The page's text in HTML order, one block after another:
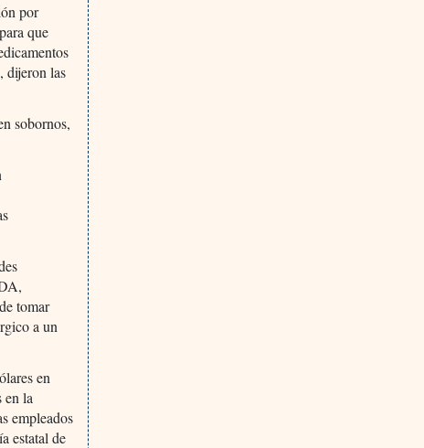
por
que
dijeron las
sobornos,
tomar
a un
en
en la
empleados
estatal de